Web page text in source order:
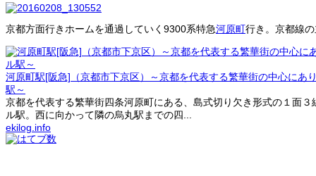
京都方面行きホームを通過していく9300系特急河原町行き。京都線
河原町駅[阪急]（京都市下京区）～京都を代表する繁華街の中心にあ
駅～
京都を代表する繁華街四条河原町にある、島式切り欠き形式の１面
ル駅。西に向かって隣の烏丸駅までの四...
ekilog.info